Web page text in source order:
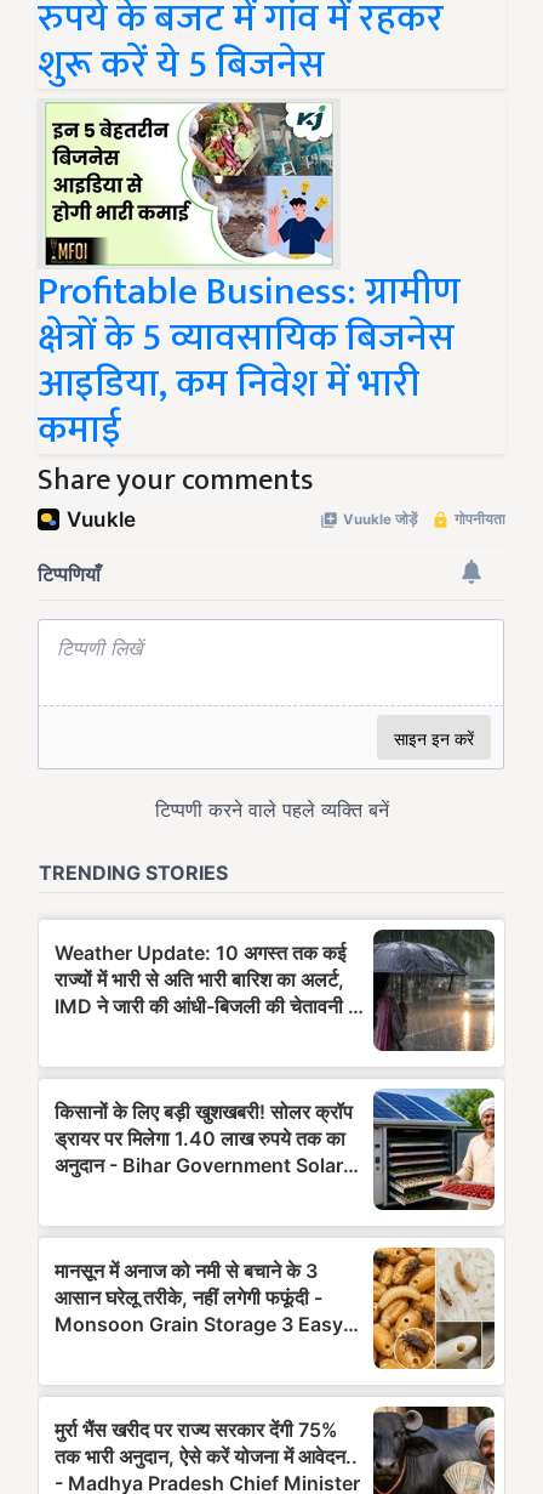
रुपये के बजट में गांव में रहकर
शुरू करें ये 5 बिजनेस
Profitable Business: ग्रामीण
क्षेत्रों के 5 व्यावसायिक बिजनेस
आइडिया, कम निवेश में भारी
कमाई
Share your comments